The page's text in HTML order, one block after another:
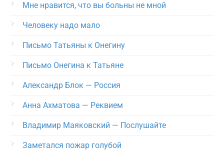
Мне нравится, что вы больны не мной
Человеку надо мало
Письмо Татьяны к Онегину
Письмо Онегина к Татьяне
Александр Блок — Россия
Анна Ахматова — Реквием
Владимир Маяковский — Послушайте
Заметался пожар голубой